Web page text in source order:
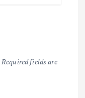
Required fields are